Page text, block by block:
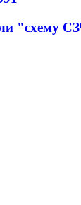
"схему